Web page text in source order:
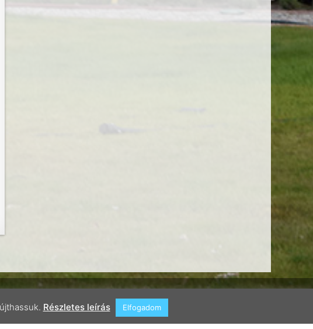
plans Holiday Investment
Részletes leírás Elfogadom